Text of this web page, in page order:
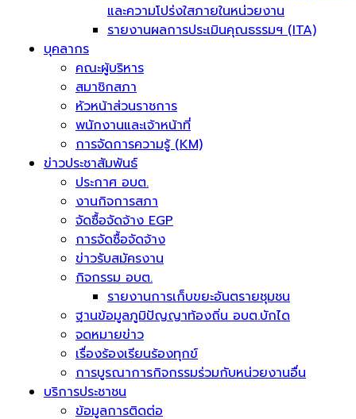
และความโปร่งใสภายในหน่วยงาน
รายงานผลการประเมินคุณธรรมฯ (ITA)
บุคลากร
คณะผู้บริหาร
สมาชิกสภา
หัวหน้าส่วนราชการ
พนักงานและเจ้าหน้าที่
การจัดการความรู้ (KM)
ข่าวประชาสัมพันธ์
ประกาศ อบต.
งานกิจการสภา
จัดซื้อจัดจ้าง EGP
การจัดซื้อจัดจ้าง
ข่าวรับสมัครงาน
กิจกรรม อบต.
รายงานการเก็บขยะอันตรายชุมชน
ฐานข้อมูลภูมิปัญญาท้องถิ่น อบต.บักได
จดหมายข่าว
เรื่องร้องเรียนร้องทุกข์
การบูรณาการกิจกรรมร่วมกับหน่วยงานอื่น
บริการประชาชน
ข้อมูลการติดต่อ